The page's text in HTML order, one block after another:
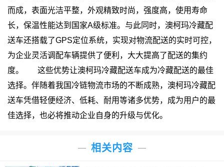
而成，表面光洁平整，外观精致时尚，强度高，使用寿命
长，保温性能达到国家A级标准。与此同时，澳柯玛冷藏配
送车还搭载了GPS定位系统，实现对物流配送的实时可控，
为企业灵活调配车辆提供了便利，大大提高了配送的集约
度。
这些优势让澳柯玛冷藏配送车成为冷藏配送的最佳
选择。伴随着我国冷链物流市场的不断成熟，澳柯玛冷藏配
送车凭借轻便经济、低耗、耐用等诸多优势，成为用户的最
佳选择，也必将推动企业自身的升级与优化。
相关内容